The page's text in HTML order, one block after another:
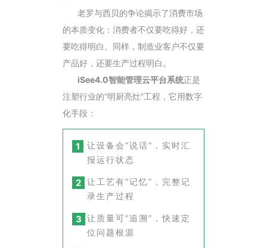
老罗与西贝的争论揭示了消费市场
的本质变化：消费者不仅要吃得好，还
要吃得明白。同样，制造业客户不仅要
产品好，还要生产过程明白。
iSee4.0智能管理云平台系统正是
注塑行业的“明厨亮灶”工程，它用数字
化手段：
1
让设备会“说话”，实时汇
报运行状态
2 让工艺有“记忆”，完整记
录生产过程
3 让质量可“追溯”，快速定
位问题根源